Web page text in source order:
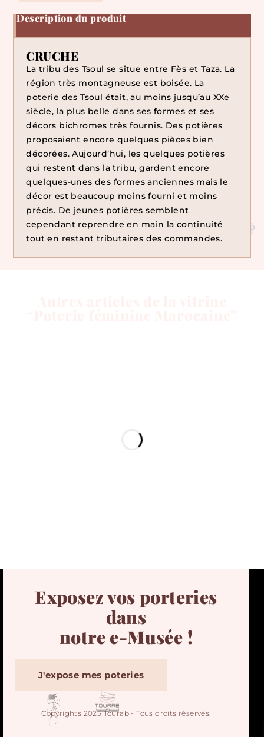
Description du produit
CRUCHE
La tribu des Tsoul se situe entre Fès et Taza. La
région très montagneuse est boisée. La
poterie des Tsoul était, au moins jusqu’au XXe
siècle, la plus belle dans ses formes et ses
décors bichromes très fournis. Des potières
proposaient encore quelques pièces bien
décorées. Aujourd’hui, les quelques potières
qui restent dans la tribu, gardent encore
quelques-unes des formes anciennes mais le
décor est beaucoup moins fourni et moins
précis. De jeunes potières semblent
cependant reprendre en main la continuité
tout en restant tributaires des commandes.
Exposez vos porteries
dans
notre e-Musée !
J'expose mes poteries
Copyrights 2025 Tourab - Tous droits réservés.